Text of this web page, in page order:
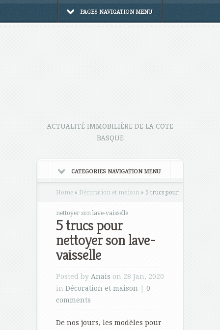
PAGES NAVIGATION MENU
ACTUALITÉ IMMOBILIÈRE DE LA COTE
BASQUE
CATEGORIES NAVIGATION MENU
Home » Décoration et maison » 5 trucs pour
nettoyer son lave-vaisselle
5 trucs pour
nettoyer son lave-
vaisselle
Posted by Anais on 28 Jan, 2020
in Décoration et maison
0
comments
De nos jours, les modèles pour